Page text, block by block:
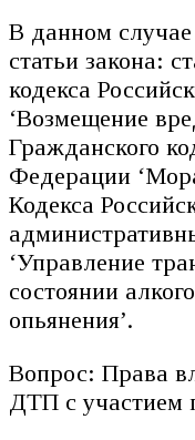
В данном
статьи закона:
кодекса
‘Возмещение
Гражданского
Федерации
Кодекса
‘Управление
состоянии
опьянения’.
Вопрос: Права
ДТП с участием